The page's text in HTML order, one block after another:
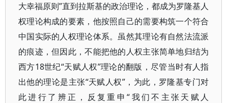
大幸福原则”直到拉斯基的政治理论，都成为罗隆基人
权理论构成的要素，他按照自己的需要构筑一个符合
中国实际的人权理论体系。虽然其理论有自然法流派
的痕迹，但因此，不能把他的人权主张简单地归结为
西方18世纪“天赋人权”理论的翻版，尽管当时有人指
出他的理论是主张“天赋人权”，为此，罗隆基专门对
此进行了辨正，反复重申“我们不主张天赋人